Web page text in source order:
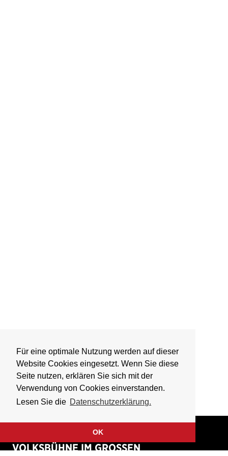
Für eine optimale Nutzung werden auf dieser
Website Cookies eingesetzt. Wenn Sie diese
Seite nutzen, erklären Sie sich mit der
Verwendung von Cookies einverstanden.
Lesen Sie die Datenschutzerklärung.
OK
VOLKSBÜHNE IM GROSSEN